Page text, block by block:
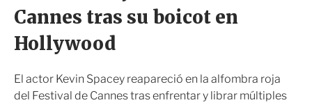
Cannes tras su boicot en
Hollywood
El actor Kevin Spacey reapareció en la alfombra roja
del Festival de Cannes tras enfrentar y librar múltiples